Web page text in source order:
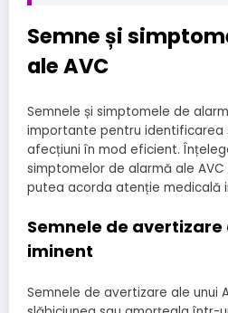
Semne și
ale AVC
Semnele și simptomele de
importante pentru
afecțiuni în mod eficient.
simptomelor de alarmă ale
putea acorda atenție medicală
Semnele de avertizare
iminent
Semnele de avertizare ale unui